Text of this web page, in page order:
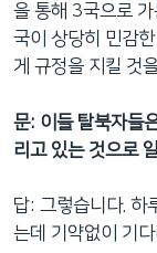
을 통해 3국으로
국이 상당히 민감
게 규정을 지킬 것
문: 이들 탈북자들
리고 있는 것으로
답: 그렇습니다. 하
는데 기약없이 기